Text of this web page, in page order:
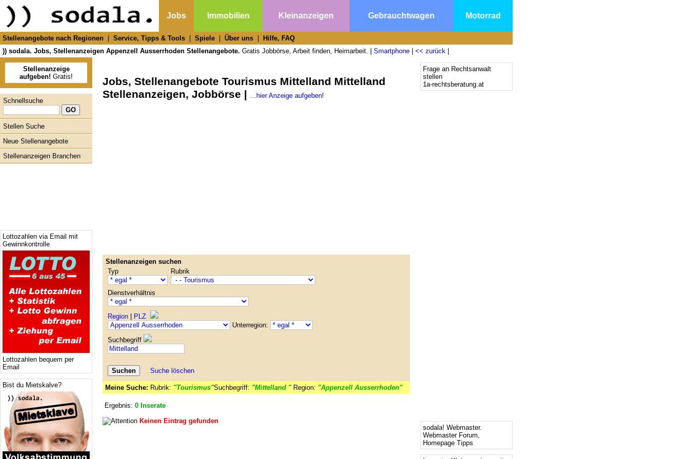
Jobs Immobilien Kleinanzeigen Gebrauchtwagen Motorrad
Stellenangebote nach Regionen Service, Tipps & Tools Spiele Über uns
Hilfe, FAQ
)) sodala. Jobs, Stellenanzeigen Appenzell Ausserrhoden Stellenangebote. Gratis Jobbörse, Arbeit finden, Heimarbeit. | Smartphone << zurück
Stellenanzeige
aufgeben! Gratis!
Schnellsuche
Stellen Suche
Neue Stellenangebote
Stellenanzeigen Branchen
Lottozahlen via Email mit
Gewinnkontrolle
Lottozahlen bequem per
Email
Bist du Mietskalve?
Jobs, Stellenangebote Tourismus Mittelland Mittelland
Stellenanzeigen, Jobbörse | ...hier Anzeige aufgeben!
Stellenanzeigen suchen
Typ
Rubrik
Dienstverhältnis
Region
PLZ
Unterregion:
Suchbegriff
Suche löschen
Meine Suche: Rubrik: "Tourismus"Suchbegriff: "Mittelland "Region: "Appenzell Ausserrhoden"
Ergebnis: 0 Inserate
Keinen Eintrag gefunden
Frage an Rechtsanwalt
stellen
1a-rechtsberatung.at
sodala! Webmaster.
Webmaster Forum,
Homepage Tipps